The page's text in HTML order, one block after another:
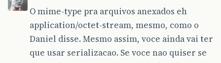
O mime-type pra arquivos anexados eh
application/octet-stream, mesmo, como o
Daniel disse. Mesmo assim, voce ainda vai ter
que usar serializacao. Se voce nao quiser se